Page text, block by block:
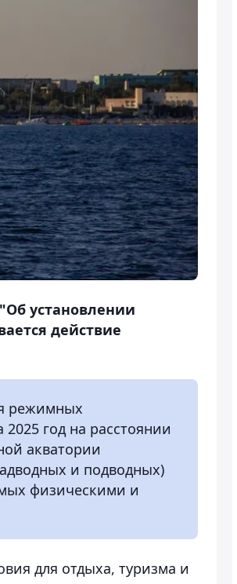
установлении
действие
режимных
год на расстоянии
акватории
и подводных)
физическими и
для отдыха, туризма и